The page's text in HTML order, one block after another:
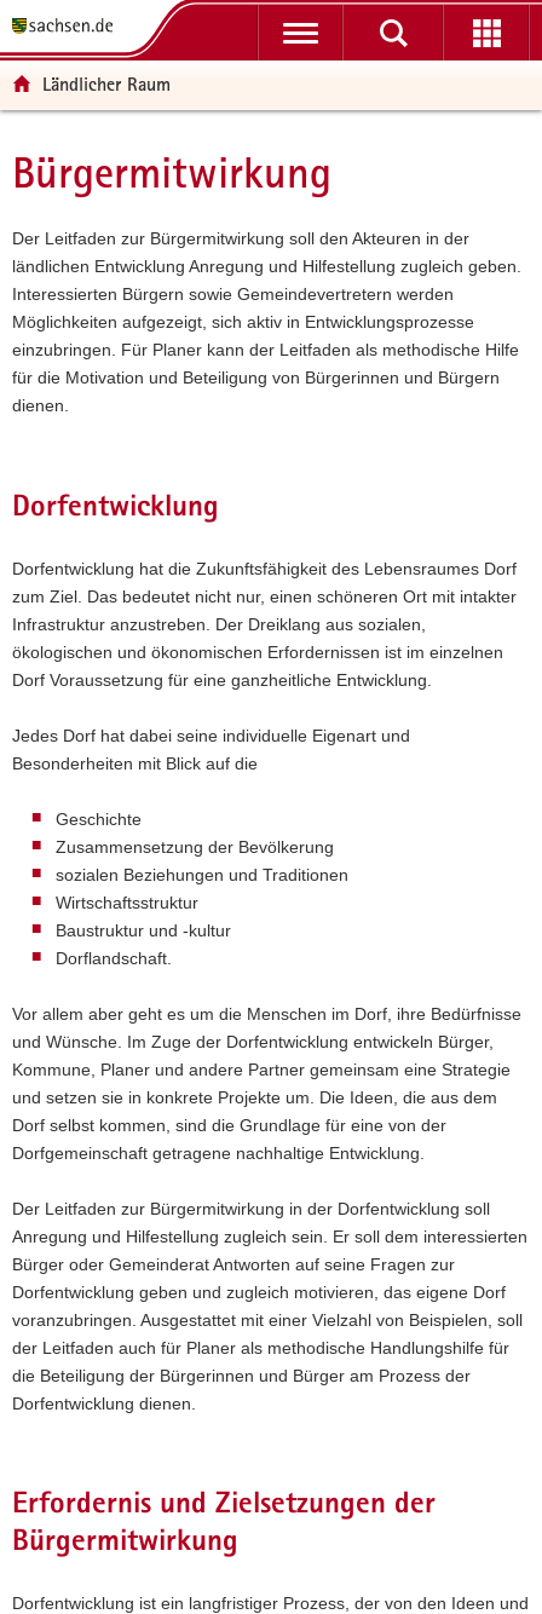
t
ü
e
r
g
r
e
i
f
e
a
v
i
g
a
i
o
t
n
v
i
g
a
t
i
o
p
n
a
l
t
t
e
n
f
o
r
m
a
t
t
-
e
r
e
i
c
h
Ländlicher Raum
Hauptinhalt
Bürgermitwirkung
Der Leitfaden zur Bürgermitwirkung soll den Akteuren in der
ländlichen Entwicklung Anregung und Hilfestellung zugleich geben.
Interessierten Bürgern sowie Gemeindevertretern werden
Möglichkeiten aufgezeigt, sich aktiv in Entwicklungsprozesse
einzubringen. Für Planer kann der Leitfaden als methodische Hilfe
für die Motivation und Beteiligung von Bürgerinnen und Bürgern
dienen.
Dorfentwicklung
Dorfentwicklung hat die Zukunftsfähigkeit des Lebensraumes Dorf
zum Ziel. Das bedeutet nicht nur, einen schöneren Ort mit intakter
Infrastruktur anzustreben. Der Dreiklang aus sozialen,
ökologischen und ökonomischen Erfordernissen ist im einzelnen
Dorf Voraussetzung für eine ganzheitliche Entwicklung.
Jedes Dorf hat dabei seine individuelle Eigenart und
Besonderheiten mit Blick auf die
Geschichte
Zusammensetzung der Bevölkerung
sozialen Beziehungen und Traditionen
Wirtschaftsstruktur
Baustruktur und -kultur
Dorflandschaft.
Vor allem aber geht es um die Menschen im Dorf, ihre Bedürfnisse
und Wünsche. Im Zuge der Dorfentwicklung entwickeln Bürger,
Kommune, Planer und andere Partner gemeinsam eine Strategie
und setzen sie in konkrete Projekte um. Die Ideen, die aus dem
Dorf selbst kommen, sind die Grundlage für eine von der
Dorfgemeinschaft getragene nachhaltige Entwicklung.
Der Leitfaden zur Bürgermitwirkung in der Dorfentwicklung soll
Anregung und Hilfestellung zugleich sein. Er soll dem interessierten
Bürger oder Gemeinderat Antworten auf seine Fragen zur
Dorfentwicklung geben und zugleich motivieren, das eigene Dorf
voranzubringen. Ausgestattet mit einer Vielzahl von Beispielen, soll
der Leitfaden auch für Planer als methodische Handlungshilfe für
die Beteiligung der Bürgerinnen und Bürger am Prozess der
Dorfentwicklung dienen.
Erfordernis und Zielsetzungen der
Bürgermitwirkung
Dorfentwicklung ist ein langfristiger Prozess, der von den Ideen und